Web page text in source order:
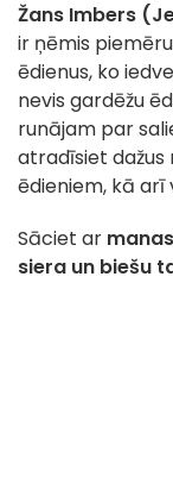
Žans Imbers
ir ņēmis
ēdienus, ko
nevis gardēžu
runājam par
atradīsiet
ēdieniem, kā arī
Sāciet ar
siera un biešu